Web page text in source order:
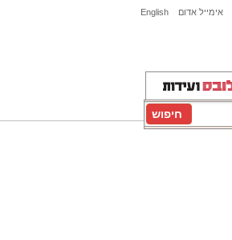
English אימייל אדום
חיפוש